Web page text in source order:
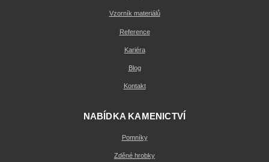
Vzorník materiálů
Reference
Kariéra
Blog
Kontakt
NABÍDKA KAMENICTVÍ
Pomníky
Zděné hrobky